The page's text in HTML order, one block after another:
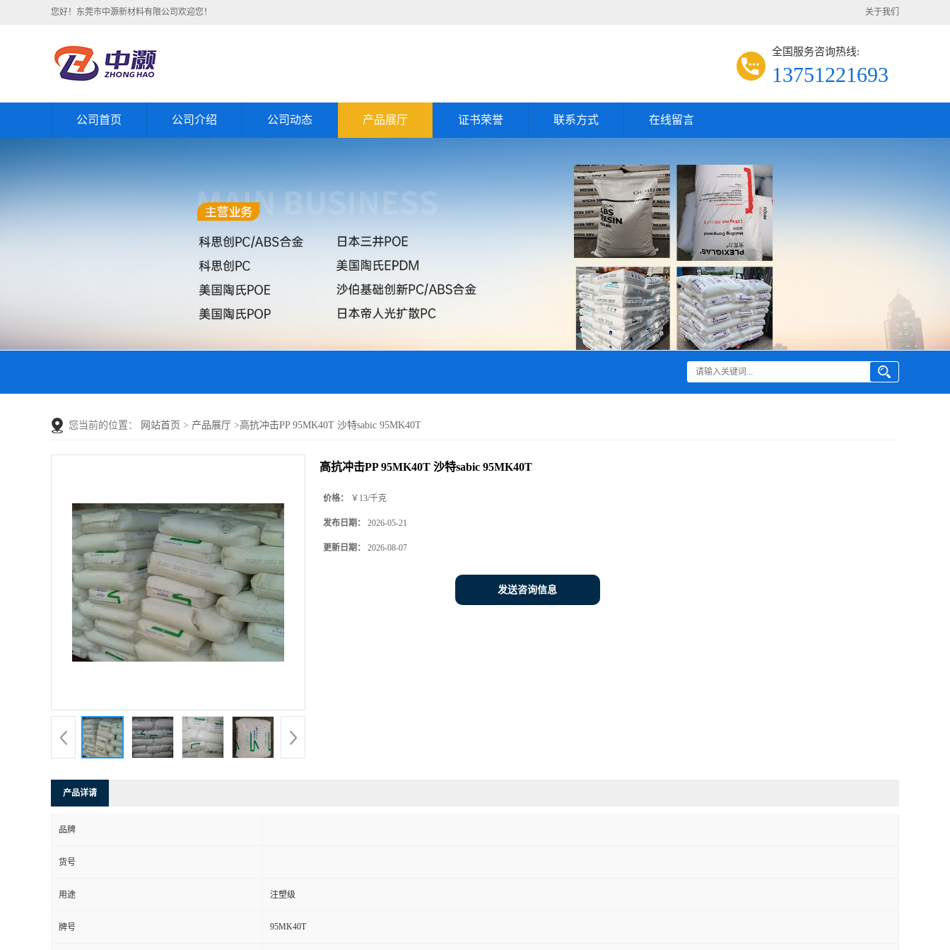
您好！东莞市中灏新材料有限公司欢迎您！ 关于我们
全国服务咨询热线:
13751221693
公司首页 公司介绍 公司动态 产品展厅 证书荣誉 联系方式 在线留言
您当前的位置： 网站首页 > 产品展厅 >高抗冲击PP 95MK40T 沙特sabic 95MK40T
高抗冲击PP 95MK40T 沙特sabic 95MK40T
价格： ￥13/千克
发布日期： 2026-05-21
更新日期： 2026-08-07
发送咨询信息
产品详请
品牌
货号
用途 注塑级
牌号 95MK40T